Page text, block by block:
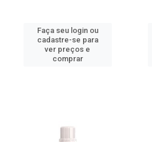
Faça seu login ou
cadastre-se para
ver preços e
comprar